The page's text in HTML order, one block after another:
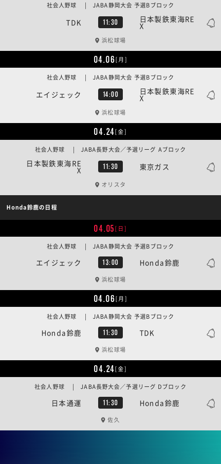
TDK 11:30 日本製鉄東海RE
X
社会人野球 | JABA静岡大会 予選Bブロック
浜松球場
04.06[月]
エイジェック 14:00 日本製鉄東海RE
X
社会人野球 | JABA静岡大会 予選Bブロック
浜松球場
04.24[金]
日本製鉄東海RE
X 11:30 東京ガス
社会人野球 | JABA長野大会／予選リーグ Aブロック
オリスタ
Honda鈴鹿の日程
04.05[日]
エイジェック 13:00 Honda鈴鹿
社会人野球 | JABA静岡大会 予選Bブロック
浜松球場
04.06[月]
Honda鈴鹿 11:30 TDK
社会人野球 | JABA静岡大会 予選Bブロック
浜松球場
04.24[金]
日本通運 11:30 Honda鈴鹿
社会人野球 | JABA長野大会／予選リーグ Dブロック
佐久